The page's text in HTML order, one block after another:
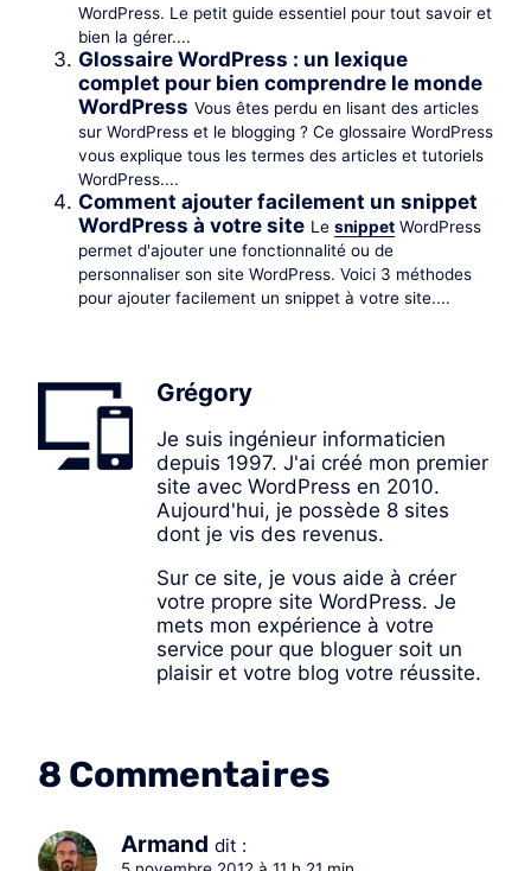
WordPress. Le petit guide essentiel pour tout savoir et
bien la gérer....
Glossaire WordPress : un lexique
complet pour bien comprendre le monde
WordPress Vous êtes perdu en lisant des articles
sur WordPress et le blogging ? Ce glossaire WordPress
vous explique tous les termes des articles et tutoriels
WordPress....
Comment ajouter facilement un snippet
WordPress à votre site Le snippet WordPress
permet d'ajouter une fonctionnalité ou de
personnaliser son site WordPress. Voici 3 méthodes
pour ajouter facilement un snippet à votre site....
Grégory
Je suis ingénieur informaticien
depuis 1997. J'ai créé mon premier
site avec WordPress en 2010.
Aujourd'hui, je possède 8 sites
dont je vis des revenus.
Sur ce site, je vous aide à créer
votre propre site WordPress. Je
mets mon expérience à votre
service pour que bloguer soit un
plaisir et votre blog votre réussite.
8 Commentaires
Armand dit :